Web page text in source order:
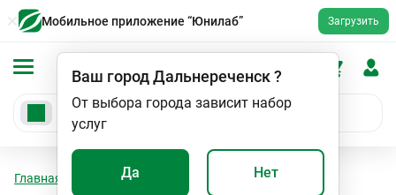
Мобильное приложение “Юнилаб” Загрузить
Ваш городДальнереченск?
От выбора города зависит набор
услуг
Да Нет
Главная Анализы
Гормональные